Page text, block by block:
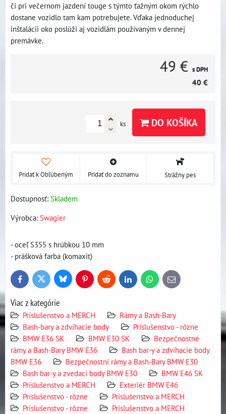
či pri večernom jazdení touge s týmto ťažným okom rýchlo
dostane vozidlo tam kam potrebujete. Vďaka jednoduchej
inštalácii oko poslúži aj vozidlám používaným v dennej
premávke.
49 € s DPH
40 €
ks DO KOŠÍKA
Pridať k Obľúbeným Pridať do zoznamu Strážny pes
Dostupnosť: Skladem
Výrobca: Swagier
- oceľ S355 s hrúbkou 10 mm
- prášková farba (komaxit)
FacebookTwitter BlueskyPinterestReddit LinkedInWhatsApp
E-
mail
Viac z kategórie
Príslušenstvo a MERCH
Rámy a Bash-Bary
Bash-bary a zdvíhacie body
Príslušenstvo - rôzne
BMW E36 SK
BMW E30 SK
Bezpečnostné
rámy a Bash-Bary BMW E36
Bash bar-y a zdvíhacie body
BMW E36
Bezpečnostní rámy a Bash-Bary BMW E30
Bash bar-y a zvedací body BMW E30
BMW E46 SK
Príslušenstvo a MERCH
Exteriér BMW E46
Príslušenstvo - rôzne
Príslušenstvo a MERCH
Príslušenstvo - rôzne
Príslušenstvo a MERCH